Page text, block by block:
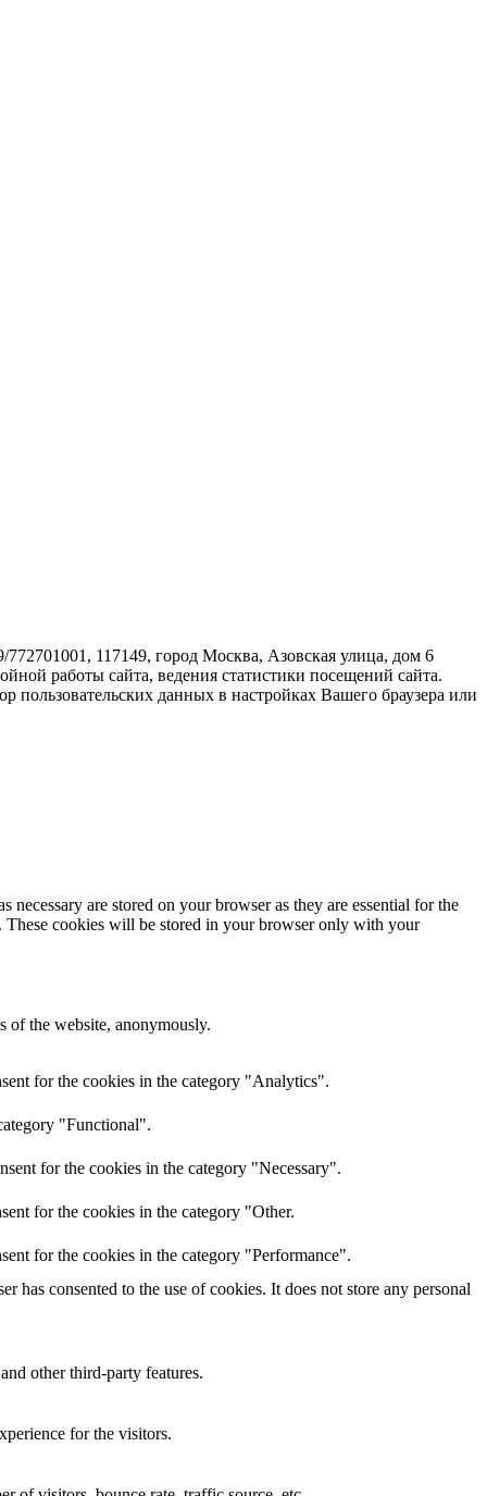
117149, город Москва, Азовская улица, дом 6
работы сайта, ведения статистики посещений сайта.
данных в настройках Вашего браузера или
are stored on your browser as they are essential for the
These cookies will be stored in your browser only with your
of the website, anonymously.
for the cookies in the category "Analytics".
"Functional".
for the cookies in the category "Necessary".
for the cookies in the category "Other.
for the cookies in the category "Performance".
has consented to the use of cookies. It does not store any personal
other third-party features.
for the visitors.